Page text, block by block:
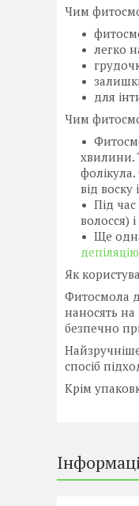
Чим
легко
для
Чим
хвилини.
від
Під час
волосся)
Ще
депіляцію
Як
Фитосмола
наносять на
безпечно
спосіб
Крім